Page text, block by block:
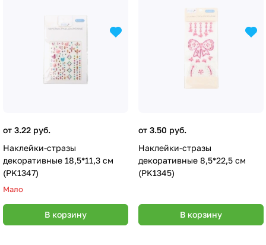
от 3.22 руб.
Наклейки-стразы
декоративные 18,5*11,3 см
(PK1347)
Мало
В корзину
от 3.50 руб.
Наклейки-стразы
декоративные 8,5*22,5 см
(PK1345)
В корзину